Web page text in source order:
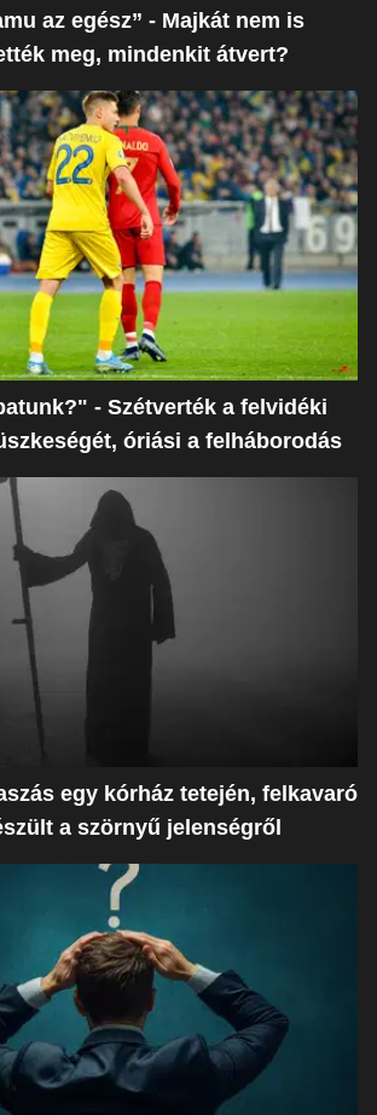
az egész” - Majkát nem is
meg, mindenkit átvert?
- Szétverték a felvidéki
óriási a felháborodás
egy kórház tetején, felkavaró
a szörnyű jelenségről